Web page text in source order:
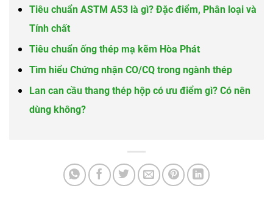
Tiêu chuẩn ASTM A53 là gì? Đặc điểm, Phân loại và
Tính chất
Tiêu chuẩn ống thép mạ kẽm Hòa Phát
Tìm hiểu Chứng nhận CO/CQ trong ngành thép
Lan can cầu thang thép hộp có ưu điểm gì? Có nên
dùng không?